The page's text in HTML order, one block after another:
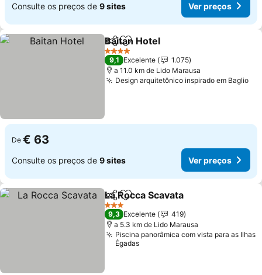
Consulte os preços de 9 sites Ver preços
PartilharAdicionar aos favoritos
Baitan Hotel
4 Estrelas
9,1 Excelente
1.075
a 11.0 km de Lido Marausa
Design arquitetônico inspirado em Baglio
De € 63
Consulte os preços de 9 sites Ver preços
PartilharAdicionar aos favoritos
La Rocca Scavata
3 Estrelas
9,3 Excelente
419
a 5.3 km de Lido Marausa
Piscina panorâmica com vista para as Ilhas
Égadas